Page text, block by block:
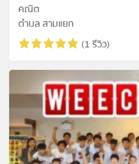
คณิต
ตำบล สามแยก
(1 รีวิว)